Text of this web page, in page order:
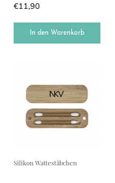
€11,90
In den Warenkorb
Silikon Wattestäbchen